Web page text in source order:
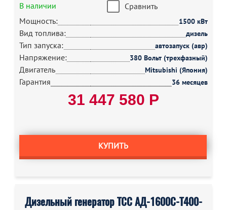
В наличии
Сравнить
Мощность:
1500 кВт
Вид топлива: дизель
Тип запуска: автозапуск (авр)
Напряжение: 380 Вольт (трехфазный)
Двигатель Mitsubishi (Япония)
Гарантия 36 месяцев
31 447 580 Р
КУПИТЬ
Дизельный генератор ТСС АД-1600С-Т400-